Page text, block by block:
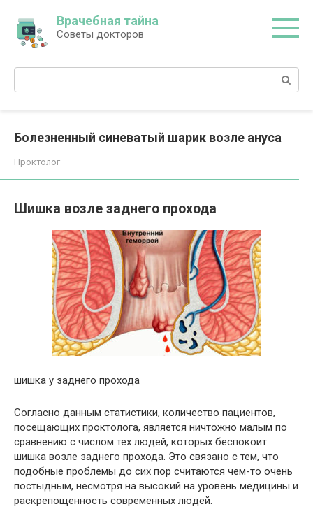
контенту
Врачебная тайна
Советы докторов
Поиск:
Болезненный синеватый шарик возле ануса
Проктолог
Шишка возле заднего прохода
шишка у заднего прохода
Согласно данным статистики, количество пациентов,
посещающих проктолога, является ничтожно малым по
сравнению с числом тех людей, которых беспокоит
шишка возле заднего прохода. Это связано с тем, что
подобные проблемы до сих пор считаются чем-то очень
постыдным, несмотря на высокий на уровень медицины и
раскрепощенность современных людей.